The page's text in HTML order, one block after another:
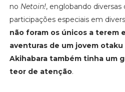
no Netoin!, englobando
participações especiais em
não foram os únicos a terem
aventuras de um jovem
Akihabara também tinha um
teor de atenção.